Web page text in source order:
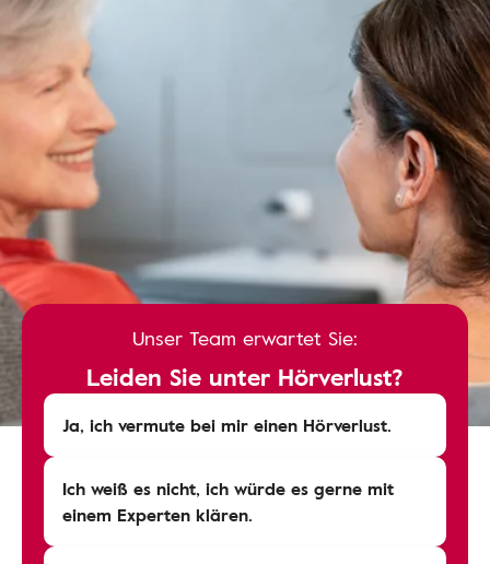
Unser Team erwartet Sie:
Leiden Sie unter Hörverlust?
Ja, ich vermute bei mir einen Hörverlust.
Ich weiß es nicht, ich würde es gerne mit
einem Experten klären.